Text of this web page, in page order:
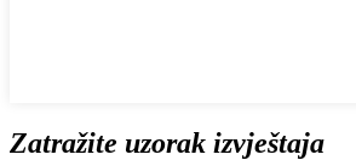
Zatražite uzorak izvještaja